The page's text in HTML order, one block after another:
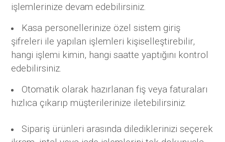
işlemlerinize devam edebilirsiniz.
Kasa personellerinize özel sistem giriş
şifreleri ile yapılan işlemleri kişiselleştirebilir,
hangi işlemi kimin, hangi saatte yaptığını kontrol
edebilirsiniz.
Otomatik olarak hazırlanan fiş veya faturaları
hızlıca çıkarıp müşterilerinize iletebilirsiniz.
Sipariş ürünleri arasında dilediklerinizi seçerek